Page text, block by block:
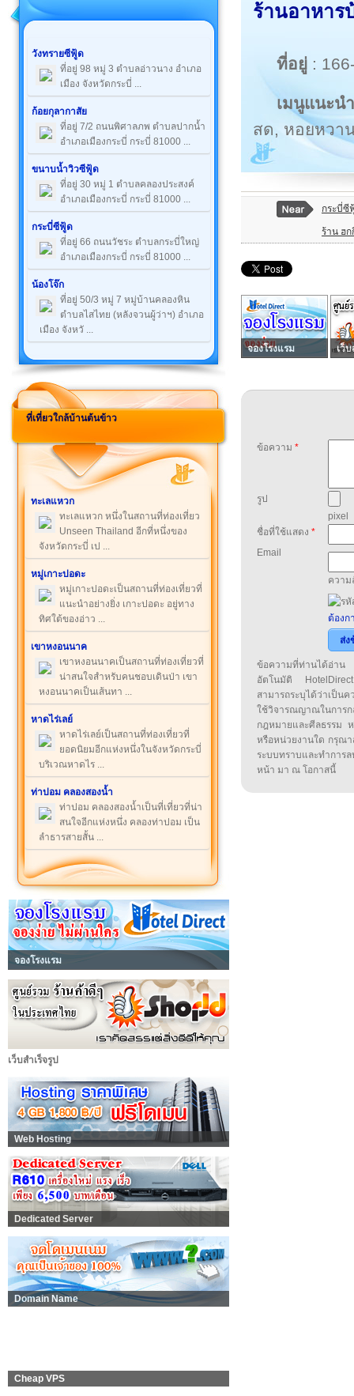
วังทรายซีฟู้ด
ที่อยู่ 98 หมู่ 3 ตำบลอ่าวนาง อำเภอ
เมือง จังหวัดกระบี่ ...
ก้อยกุลากาสัย
ที่อยู่ 7/2 ถนนพิศาลภพ ตำบลปากน้ำ
อำเภอเมืองกระบี่ กระบี่ 81000 ...
ขนาบน้ำวิวซีฟู้ด
ที่อยู่ 30 หมู่ 1 ตำบลคลองประสงค์
อำเภอเมืองกระบี่ กระบี่ 81000 ...
กระบี่ซีฟู้ด
ที่อยู่ 66 ถนนวัชระ ตำบลกระบี่ใหญ่
อำเภอเมืองกระบี่ กระบี่ 81000 ...
น้องโจ๊ก
ที่อยู่ 50/3 หมู่ 7 หมู่บ้านคลองหิน
ตำบลไสไทย (หลังจวนผู้ว่าฯ) อำเภอ
เมือง จังหวั ...
ที่เที่ยวใกล้บ้านต้นข้าว
ทะเลแหวก
ทะเลแหวก หนึ่งในสถานที่ท่องเที่ยว
Unseen Thailand อีกที่หนึ่งของ
จังหวัดกระบี่ เป ...
หมู่เกาะปอดะ
หมู่เกาะปอดะเป็นสถานที่ท่องเที่ยวที่
แนะนำอย่างยิ่ง เกาะปอดะ อยู่ทาง
ทิศใต้ของอ่าว ...
เขาหงอนนาค
เขาหงอนนาคเป็นสถานที่ท่องเที่ยวที่
น่าสนใจสำหรับคนชอบเดินป่า เขา
หงอนนาคเป็นเส้นทา ...
หาดไร่เลย์
หาดไร่เลย์เป็นสถานที่ท่องเที่ยวที่
ยอดนิยมอีกแห่งหนึ่งในจังหวัดกระบี่
บริเวณหาดไร ...
ท่าปอม คลองสองน้ำ
ท่าปอม คลองสองน้ำเป็นที่เที่ยวที่น่า
สนใจอีกแห่งหนึ่ง คลองท่าปอม เป็น
ลำธารสายสั้น ...
จองโรงแรม
เว็บสำเร็จรูป
Web Hosting
Dedicated Server
Domain Name
Cheap VPS
ร้านอาหาร
ที่อยู่ :
เมนูแนะนำ
สด, หอยหวา
กระบี่ซี
ร้าน ฮก
จองโรงแรม เว็บ
ข้อความ *
รูป
pixel
ชื่อที่ใช้แสดง *
Email
ความ
ต้องก
ส่ง
ข้อความที่ท่านได้อ่าน
อัตโนมัติ
สามารถระบุได้ว่าเป็น
ใช้วิจารณญาณในกา
กฎหมายและศีลธรรม
หรือหน่วยงานใด กรุณา
ระบบทราบและทำกา
หน้า มา ณ โอกาสนี้